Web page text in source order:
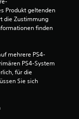
2
v
Produkt geltenden
die Zustimmung
finden
mehrere PS4-
PS4-System
für die
Sie sich